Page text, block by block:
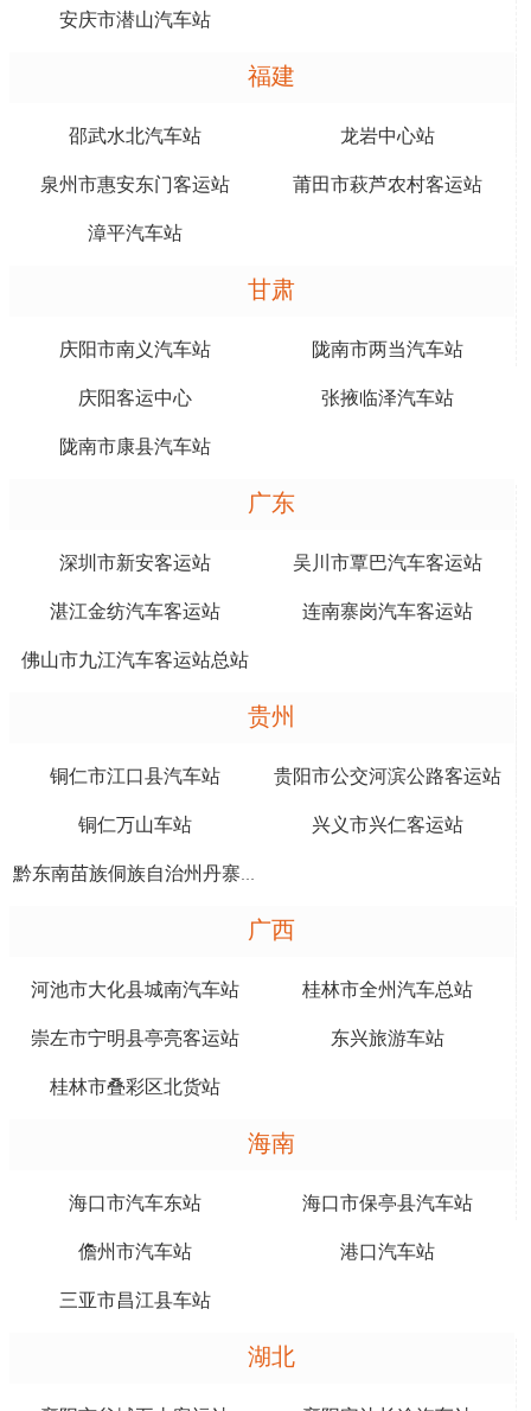
安庆市潜山汽车站
福建
邵武水北汽车站 龙岩中心站
泉州市惠安东门客运站 莆田市萩芦农村客运站
漳平汽车站
甘肃
庆阳市南义汽车站 陇南市两当汽车站
庆阳客运中心 张掖临泽汽车站
陇南市康县汽车站
广东
深圳市新安客运站 吴川市覃巴汽车客运站
湛江金纺汽车客运站 连南寨岗汽车客运站
佛山市九江汽车客运站总站
贵州
铜仁市江口县汽车站 贵阳市公交河滨公路客运站
铜仁万山车站 兴义市兴仁客运站
黔东南苗族侗族自治州丹寨县长青乡客运站
广西
河池市大化县城南汽车站 桂林市全州汽车总站
崇左市宁明县亭亮客运站 东兴旅游车站
桂林市叠彩区北货站
海南
海口市汽车东站 海口市保亭县汽车站
儋州市汽车站 港口汽车站
三亚市昌江县车站
湖北